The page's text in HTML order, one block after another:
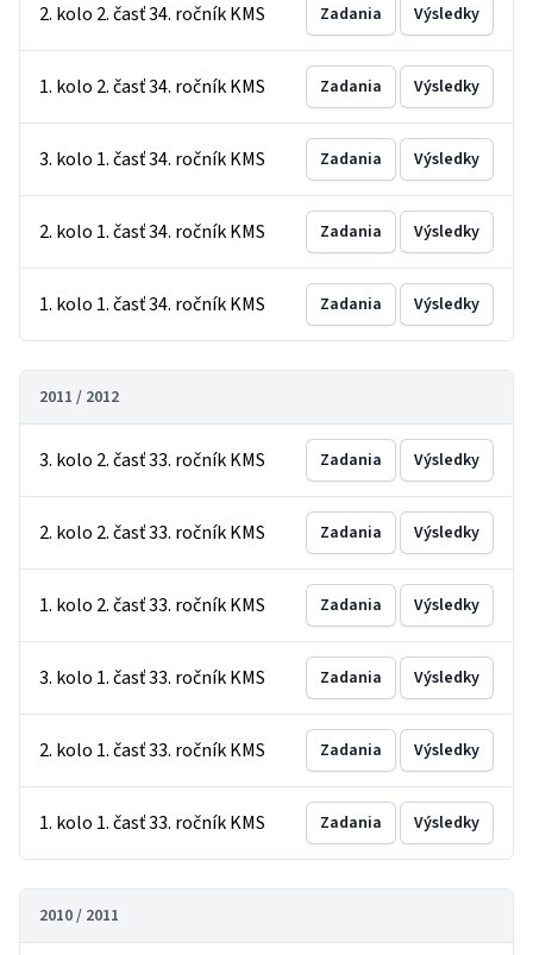
2. kolo 2. časť 34. ročník KMS Zadania Výsledky
1. kolo 2. časť 34. ročník KMS Zadania Výsledky
3. kolo 1. časť 34. ročník KMS Zadania Výsledky
2. kolo 1. časť 34. ročník KMS Zadania Výsledky
1. kolo 1. časť 34. ročník KMS Zadania Výsledky
2011 / 2012
3. kolo 2. časť 33. ročník KMS Zadania Výsledky
2. kolo 2. časť 33. ročník KMS Zadania Výsledky
1. kolo 2. časť 33. ročník KMS Zadania Výsledky
3. kolo 1. časť 33. ročník KMS Zadania Výsledky
2. kolo 1. časť 33. ročník KMS Zadania Výsledky
1. kolo 1. časť 33. ročník KMS Zadania Výsledky
2010 / 2011